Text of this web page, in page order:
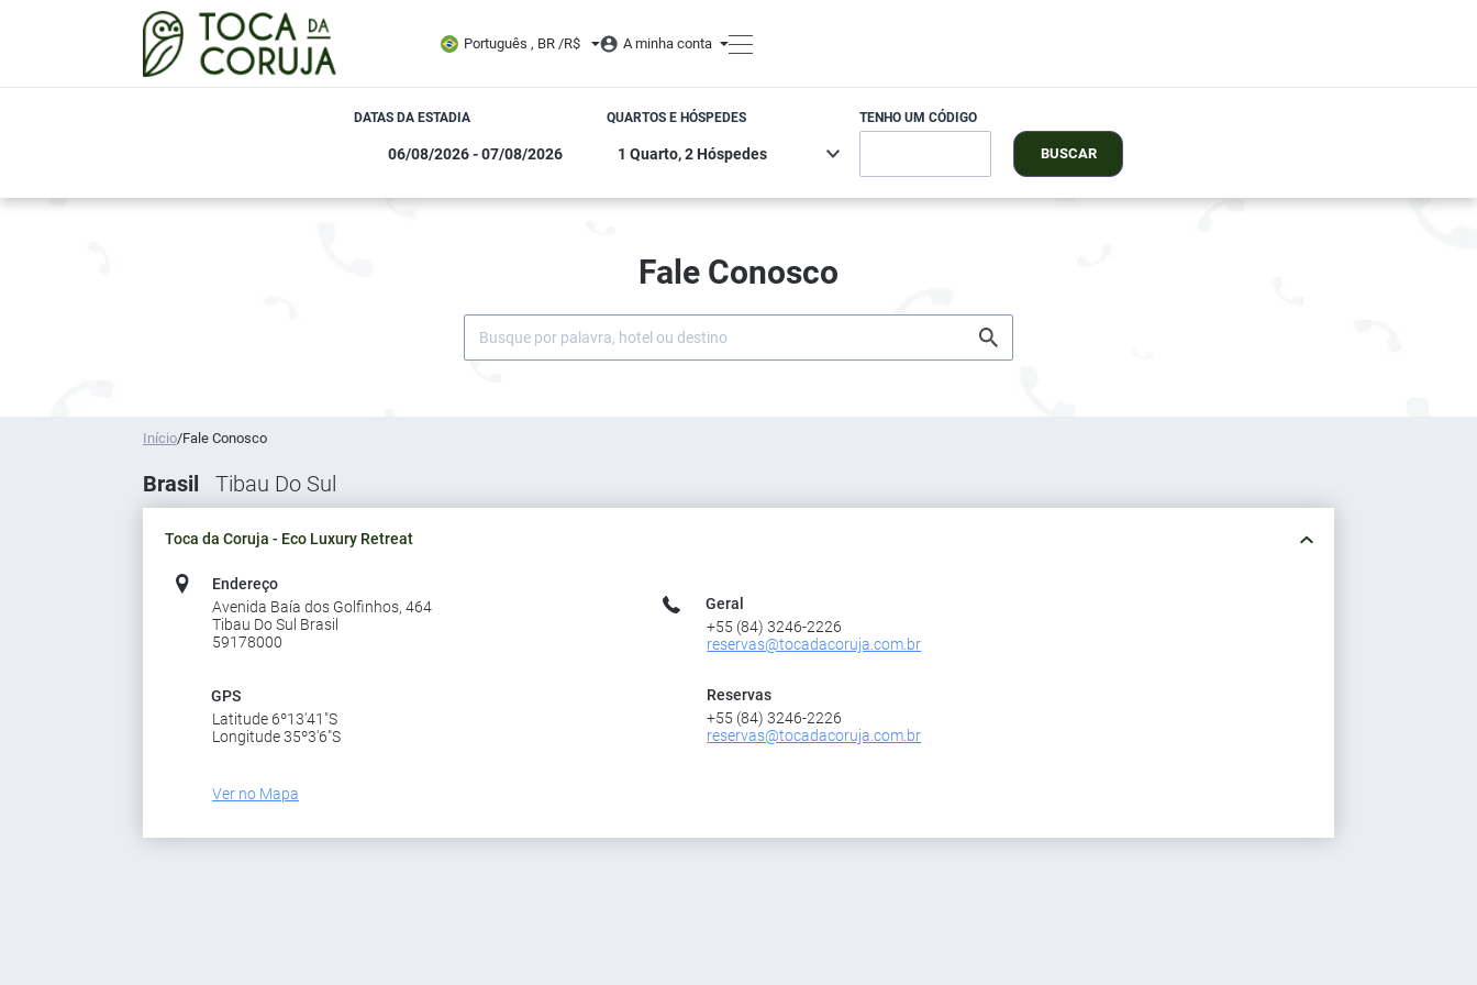
Português , BR /R$ A minha conta
DATAS DA ESTADIA QUARTOS E HÓSPEDES TENHO UM CÓDIGO
BUSCAR
Fale Conosco
Início/Fale Conosco
Brasil Tibau Do Sul
Toca da Coruja - Eco Luxury Retreat
Endereço
Avenida Baía dos Golfinhos, 464
Tibau Do Sul Brasil
59178000
GPS
Latitude 6º13'41"S
Longitude 35º3'6"S
Ver no Mapa
Geral
+55 (84) 3246-2226
reservas@tocadacoruja.com.br
Reservas
+55 (84) 3246-2226
reservas@tocadacoruja.com.br